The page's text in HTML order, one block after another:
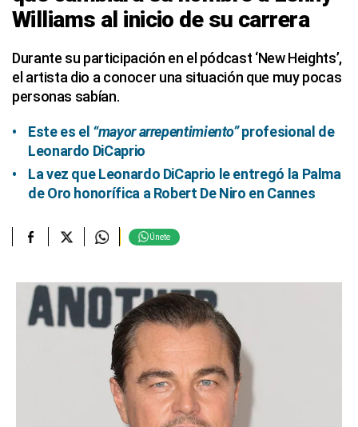
Williams al inicio de su carrera
Durante su participación en el pódcast ‘New Heights’,
el artista dio a conocer una situación que muy pocas
personas sabían.
Este es el “mayor arrepentimiento”profesional de
Leonardo DiCaprio
La vez que Leonardo DiCaprio le entregó la Palma
de Oro honorífica a Robert De Niro en Cannes
Únete